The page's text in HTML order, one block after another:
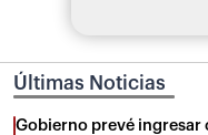
Últimas Noticias
Gobierno prevé ingresar